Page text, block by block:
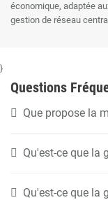
économique, adaptée
gestion de réseau
}
Questions
Que propose la
Qu'est-ce que la
Qu'est-ce que la